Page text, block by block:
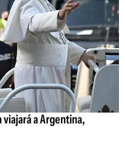
viajará a Argentina,